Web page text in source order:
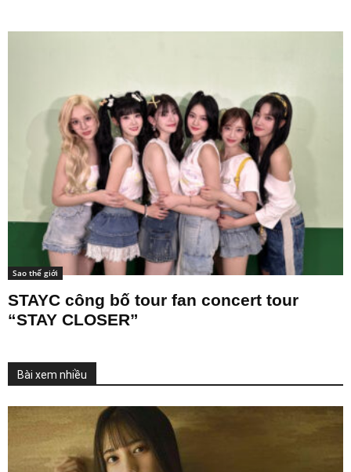
Sao thế giới
STAYC công bố tour fan concert tour
“STAY CLOSER”
Bài xem nhiều